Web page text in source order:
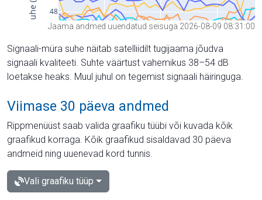
Jaama andmed uuendatud seisuga 2026-08-09 08:31:00
Signaali-müra suhe näitab satelliidilt tugijaama jõudva
signaali kvaliteeti. Suhte väärtust vahemikus 38–54 dB
loetakse heaks. Muul juhul on tegemist signaali häiringuga.
Viimase 30 päeva andmed
Rippmenüüst saab valida graafiku tüübi või kuvada kõik
graafikud korraga. Kõik graafikud sisaldavad 30 päeva
andmeid ning uuenevad kord tunnis.
Vali graafiku tüüp